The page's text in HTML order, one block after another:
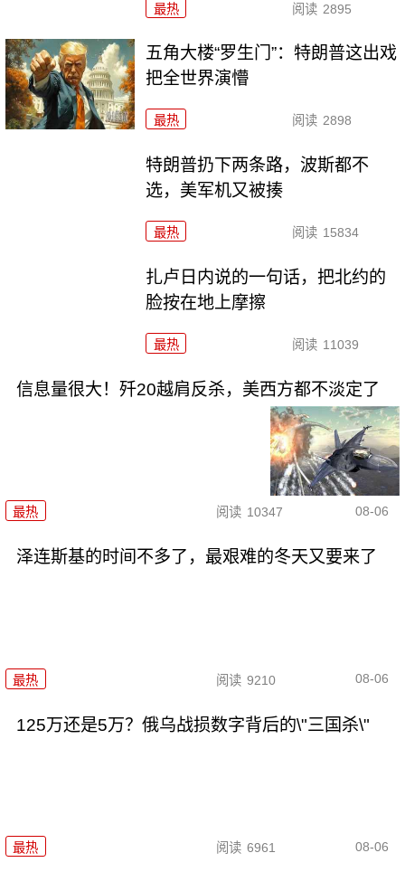
最热 阅读 2895
五角大楼“罗生门”：特朗普这出戏
把全世界演懵
最热 阅读 2898
特朗普扔下两条路，波斯都不
选，美军机又被揍
最热 阅读 15834
扎卢日内说的一句话，把北约的
脸按在地上摩擦
最热 阅读 11039
信息量很大！歼20越肩反杀，美西方都不淡定了
最热 阅读 10347 08-06
泽连斯基的时间不多了，最艰难的冬天又要来了
最热 阅读 9210 08-06
125万还是5万？俄乌战损数字背后的\"三国杀\"
最热 阅读 6961 08-06